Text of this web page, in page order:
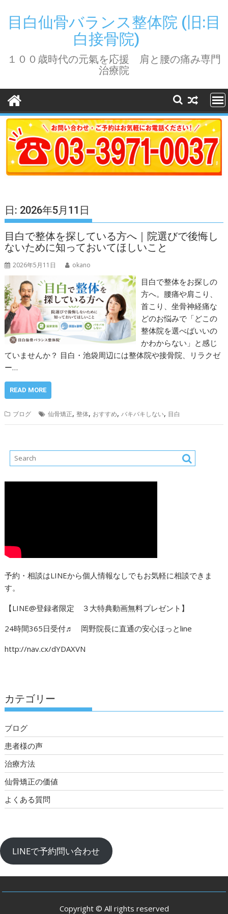
content
目白仙骨バランス整体院 (旧:目
白接骨院)
１００歳時代の元氣を応援 肩と腰の痛み専門
治療院
日: 2026年5月11日
目白で整体を探している方へ｜院選びで後悔し
ないために知っておいてほしいこと
2026年5月11日 okano
目白で整体をお探しの
方へ。腰痛や肩こり、
首こり、坐骨神経痛な
どのお悩みで「どこの
整体院を選べばいいの
かわからない」と感じ
ていませんか？ 目白・池袋周辺には整体院や接骨院、リラクゼ
ー…
READ MORE
ブログ 仙骨矯正,整体, おすすめ, バキバキしない, 目白
予約・相談はLINEから個人情報なしでもお気軽に相談できま
す。
【LINE@登録者限定 ３大特典動画無料プレゼント】
24時間365日受付♬ 岡野院長に直通の安心ほっとline
http://nav.cx/dYDAXVN
カテゴリー
ブログ
患者様の声
治療方法
仙骨矯正の価値
よくある質問
LINEで予約問い合わせ
Copyright © All rights reserved